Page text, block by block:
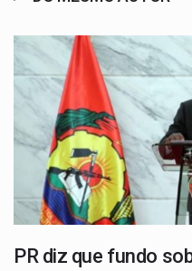
PR diz que fundo